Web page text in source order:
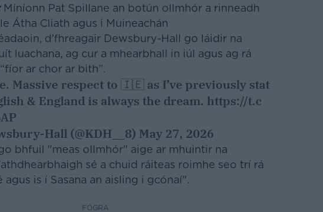
Míníonn Pat Spillane an botún ollmhór a rinneadh
Átha Cliath agus i Muineachán
d’fhreagair Dewsbury-Hall go láidir na
luachana, ag cur a mhearbhall in iúl agus ag rá
ar chor ar bith”.
Massive respect to 🇮🇪 as I’ve previously stat
& England is always the dream. https://t.c
Hall (@KDH__8) May 27, 2026
bhfuil "meas ollmhór" aige ar mhuintir na
sé a chuid ráiteas roimhe seo trí rá
agus is í Sasana an aisling i gcónaí".
FÓGRA